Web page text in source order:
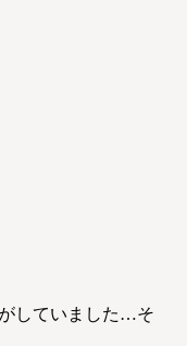
していました…そ